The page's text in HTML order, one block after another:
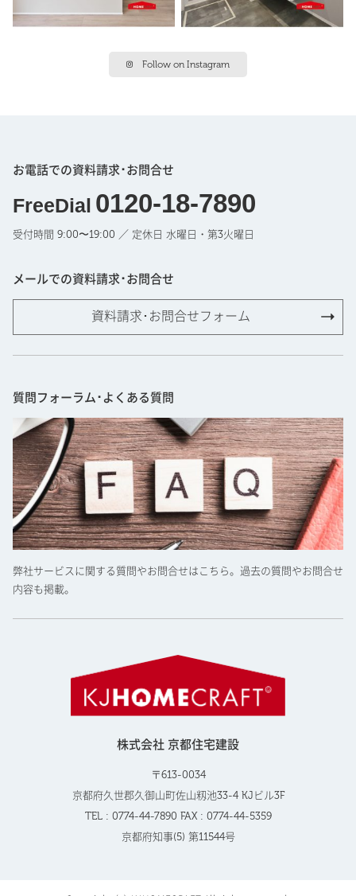
Follow on Instagram
お電話での資料請求･お問合せ
FreeDial 0120-18-7890
受付時間 9:00〜19:00 ／ 定休日 水曜日・第3火曜日
メールでの資料請求･お問合せ
資料請求･お問合せフォーム
質問フォーラム･よくある質問
弊社サービスに関する質問やお問合せはこちら。過去の質問やお問合せ
内容も掲載。
株式会社 京都住宅建設
〒613-0034
京都府久世郡久御山町佐山籾池33-4 KJビル3F
TEL : 0774-44-7890 FAX : 0774-44-5359
京都府知事(5) 第11544号